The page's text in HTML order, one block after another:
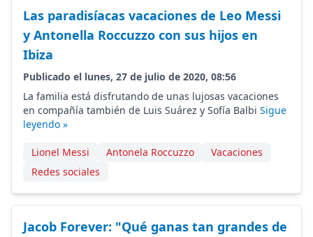
Las paradisíacas vacaciones de Leo Messi
y Antonella Roccuzzo con sus hijos en
Ibiza
Publicado el lunes, 27 de julio de 2020, 08:56
La familia está disfrutando de unas lujosas vacaciones
en compañía también de Luis Suárez y Sofía Balbi Sigue
leyendo »
Lionel Messi Antonela Roccuzzo
Vacaciones
Redes sociales
Jacob Forever: "Qué ganas tan grandes de